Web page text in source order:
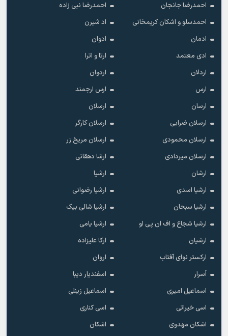
احمدرضا جانجان
احمدرضا نبی زاده
احمدسلو و اشکان کریمخانی
اد شیرن
ادمان
ادوان
ادی معتمد
ارتا و اترا
اردلان
اردوان
ارس
ارس ارجمند
ارسان
ارسلان
ارسلان ضرابی
ارسلان کارگر
ارسلان محمودی
ارسلان مریخ زر
ارسلان میردادی
ارشا دهقانی
ارشان
ارشیا
ارشیا اسدی
ارشیا رضوانی
ارشیا سبحان
ارشیا شالی بیک
ارشیا شجاع و اف ان پی او
ارشیا یامی
ارشیان
ارکا علیزاده
ارکستر نوای آفتاب
اروان
اَسرار
اسفندیار دیبا
اسماعیل امیری
اسماعیل زینلی
اسی خیراتی
اسی کناری
اشکان مهدوى
اشکان